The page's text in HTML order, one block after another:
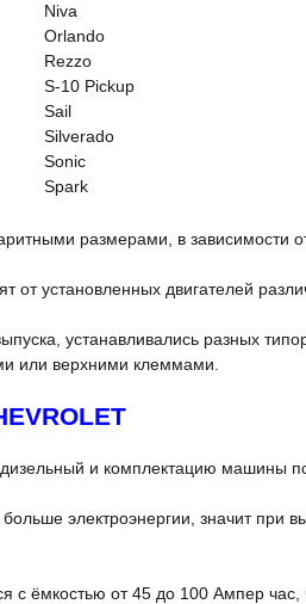
Niva
Orlando
Rezzo
S-10 Pickup
Sail
Silverado
Sonic
Spark
размерами, в зависимости
от установленных двигателей
устанавливались разных
или верхними клеммами.
и комплектацию машины
электроэнергии, значит при
с ёмкостью от 45 до 100 Ампер